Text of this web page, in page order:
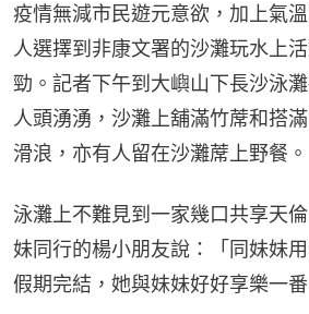
疫情無減市民遊元意欲，加上氣
人選擇到非康文署的沙灘玩水上
勁。記者下午到大嶼山下長沙泳
人頭湧湧，沙灘上舖滿竹蓆和搭
滑浪，亦有人留在沙灘蓆上野餐。
泳灘上不難見到一家幾口共享天
妹同行的楊小朋友說：「同妹妹
假期完結，她與妹妹好好享樂一番